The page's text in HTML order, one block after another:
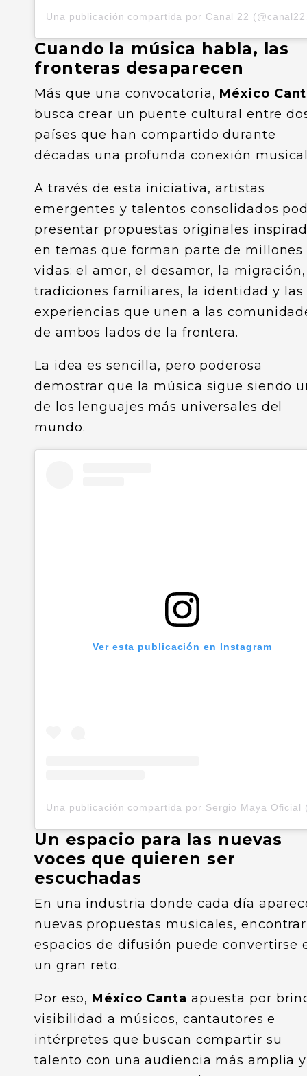
Cuando la música habla, las
fronteras desaparecen
Más que una convocatoria, México
busca crear un puente cultural entre
países que han compartido durante
décadas una profunda conexión
A través de esta iniciativa, artistas
emergentes y talentos consolidados
presentar propuestas originales
en temas que forman parte de millones
vidas: el amor, el desamor, la
tradiciones familiares, la identidad y las
experiencias que unen a las
de ambos lados de la frontera.
La idea es sencilla, pero poderosa
demostrar que la música sigue siendo
de los lenguajes más universales del
mundo.
Ver esta publicación en Instagram
Un espacio para las nuevas
voces que quieren ser
escuchadas
En una industria donde cada día
nuevas propuestas musicales, encontrar
espacios de difusión puede convertirse
un gran reto.
Por eso, México Canta apuesta por
visibilidad a músicos, cantautores e
intérpretes que buscan compartir su
talento con una audiencia más amplia y